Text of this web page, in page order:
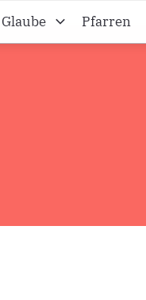
Glaube
Pfarren